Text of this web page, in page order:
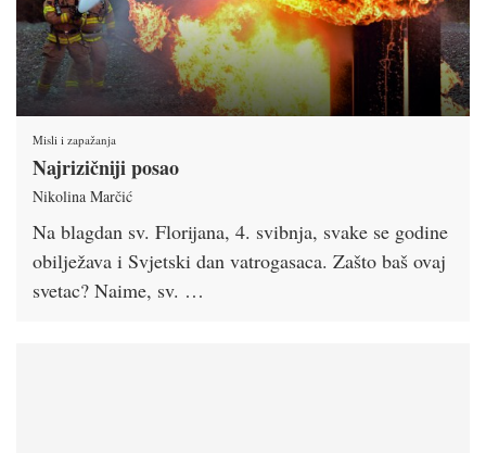
Misli i zapažanja
Najrizičniji posao
Nikolina Marčić
Na blagdan sv. Florijana, 4. svibnja, svake se godine
obilježava i Svjetski dan vatrogasaca. Zašto baš ovaj
svetac? Naime, sv. …